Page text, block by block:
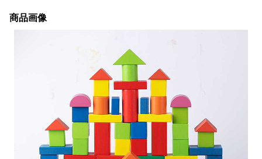
商品画像